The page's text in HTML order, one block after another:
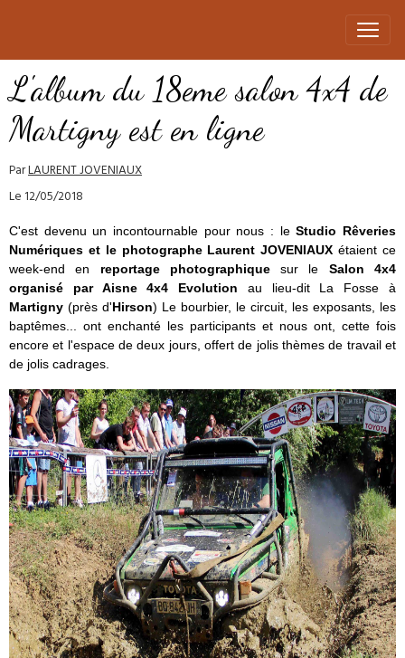
L'album du 18eme salon 4x4 de
Martigny est en ligne
ParLAURENT JOVENIAUX
Le 12/05/2018
C'est devenu un incontournable pour nous : leStudio Rêveries
Numériques et le photographe Laurent JOVENIAUXétaient ce
week-end en reportage photographiquesur le Salon 4x4
organisé
par Aisne 4x4 Evolution au lieu-dit La Fosse à
Martigny (près d'Hirson) Le bourbier, le circuit, les exposants, les
baptêmes... ont enchanté les participants et nous ont, cette fois
encore et l'espace de deux jours, offert de jolis thèmes de travail et
de jolis cadrages.